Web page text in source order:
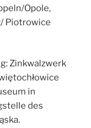
Opole,
Piotrowice
Zinkwalzwerk
in
des